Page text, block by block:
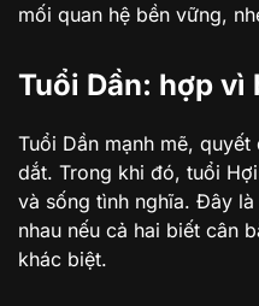
mối quan hệ bền vững,
Tuổi Dần: hợp
Tuổi Dần mạnh mẽ,
dắt. Trong khi đó, tuổi
và sống tình nghĩa. Đây
nhau nếu cả hai biết cân
khác biệt.